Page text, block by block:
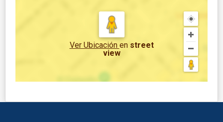
Ver Ubicación en street
view